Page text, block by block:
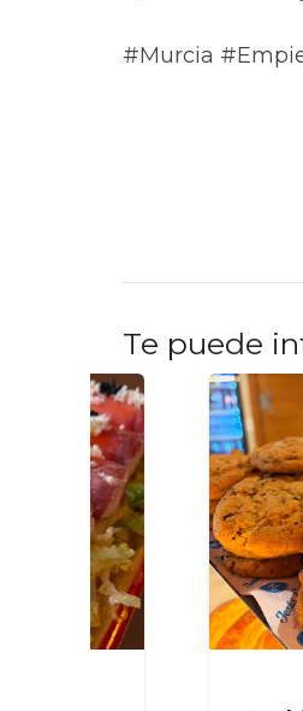
#Murcia
Te puede